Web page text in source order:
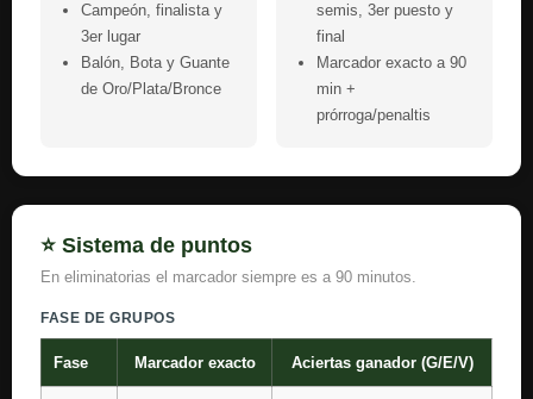
Campeón, finalista y
3er lugar
Balón, Bota y Guante
de Oro/Plata/Bronce
semis, 3er puesto y
final
Marcador exacto a 90
min +
prórroga/penaltis
⭐ Sistema de puntos
En eliminatorias el marcador siempre es a 90 minutos.
FASE DE GRUPOS
Fase Marcador exacto Aciertas ganador (G/E/V)